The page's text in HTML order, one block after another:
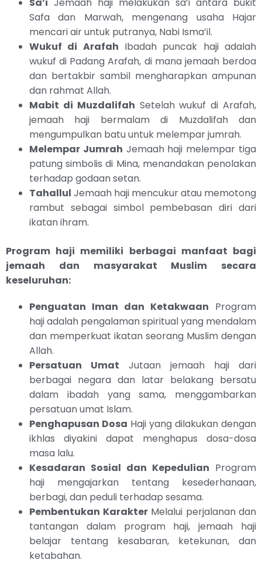
Sa’i Jemaah haji melakukan sa’i antara bukit
Safa dan Marwah, mengenang usaha Hajar
mencari air untuk putranya, Nabi Isma’il.
Wukuf di Arafah Ibadah puncak haji adalah
wukuf di Padang Arafah, di mana jemaah berdoa
dan bertakbir sambil mengharapkan ampunan
dan rahmat Allah.
Mabit di Muzdalifah Setelah wukuf di Arafah,
jemaah haji bermalam di Muzdalifah dan
mengumpulkan batu untuk melempar jumrah.
Melempar Jumrah Jemaah haji melempar tiga
patung simbolis di Mina, menandakan penolakan
terhadap godaan setan.
Tahallul Jemaah haji mencukur atau memotong
rambut sebagai simbol pembebasan diri dari
ikatan ihram.
Program haji memiliki berbagai manfaat bagi
jemaah dan masyarakat Muslim secara
keseluruhan:
Penguatan Iman dan Ketakwaan Program
haji adalah pengalaman spiritual yang mendalam
dan memperkuat ikatan seorang Muslim dengan
Allah.
Persatuan Umat Jutaan jemaah haji dari
berbagai negara dan latar belakang bersatu
dalam ibadah yang sama, menggambarkan
persatuan umat Islam.
Penghapusan Dosa Haji yang dilakukan dengan
ikhlas diyakini dapat menghapus dosa-dosa
masa lalu.
Kesadaran Sosial dan Kepedulian Program
haji mengajarkan tentang kesederhanaan,
berbagi, dan peduli terhadap sesama.
Pembentukan KarakterMelalui perjalanan dan
tantangan dalam program haji, jemaah haji
belajar tentang kesabaran, ketekunan, dan
ketabahan.